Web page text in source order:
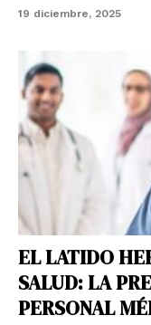
19 diciembre, 2025
EL LATIDO
SALUD: LA
PERSONAL